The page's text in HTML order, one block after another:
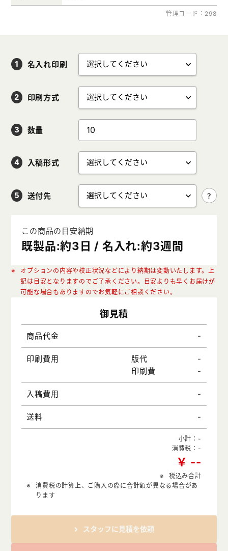
管理コード：298
名入れ印刷
印刷方式
数量
入稿形式
送付先
この商品の目安納期
既製品:約3日 / 名入れ:約3週間
オプションの内容や校正状況などにより納期は変動いたします。上
記は目安となりますのでご了承ください。目安よりも早くお届けが
可能な場合もありますのでお気軽にご相談ください。
御見積
商品代金 -
印刷費用 版代
-
印刷費
-
入稿費用 -
送料 -
小計： -
消費税： -
￥ --
税込み合計
消費税の計算上、ご購入の際に合計額が異なる場合があ
ります
スタッフに見積を依頼